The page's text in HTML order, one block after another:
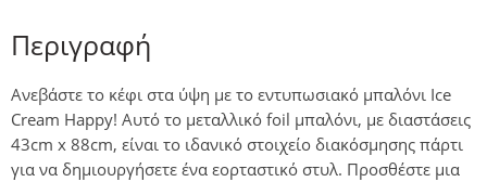
Περιγραφή
Ανεβάστε το κέφι στα ύψη με το εντυπωσιακό μπαλόνι Ice
Cream Happy! Αυτό το μεταλλικό foil μπαλόνι, με διαστάσεις
43cm x 88cm, είναι το ιδανικό στοιχείο διακόσμησης πάρτι
για να δημιουργήσετε ένα εορταστικό στυλ. Προσθέστε μια